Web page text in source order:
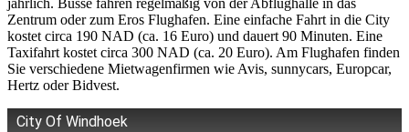
jährlich. Busse fahren regelmäßig von der Abflughalle in das
Zentrum oder zum Eros Flughafen. Eine einfache Fahrt in die City
kostet circa 190 NAD (ca. 16 Euro) und dauert 90 Minuten. Eine
Taxifahrt kostet circa 300 NAD (ca. 20 Euro). Am Flughafen finden
Sie verschiedene Mietwagenfirmen wie Avis, sunnycars, Europcar,
Hertz oder Bidvest.
City Of Windhoek